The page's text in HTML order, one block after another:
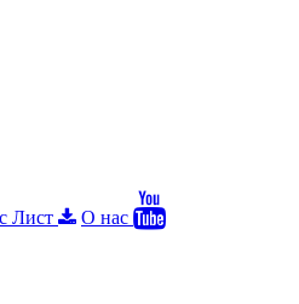
Лист
О нас